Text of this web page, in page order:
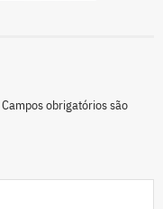
Campos obrigatórios são